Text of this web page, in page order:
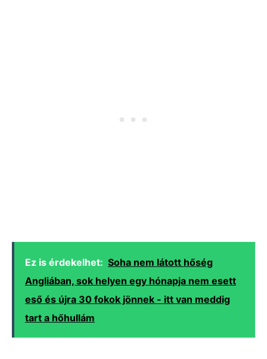
Ez is érdekelhet: Soha nem látott hőség
Angliában, sok helyen egy hónapja nem esett
eső és újra 30 fokok jönnek - itt van meddig
tart a hőhullám